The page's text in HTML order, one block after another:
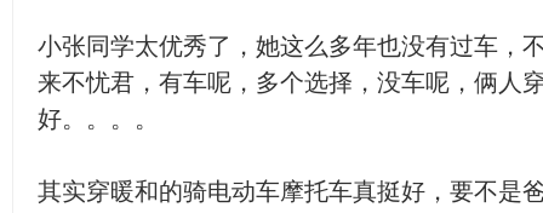
小张同学太优秀了，她这么多年也没有过车，
来不忧君，有车呢，多个选择，没车呢，俩人
好。。。。
其实穿暖和的骑电动车摩托车真挺好，要不是